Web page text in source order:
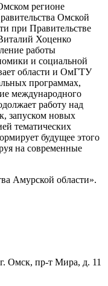
регионе
Омской
при Правительстве
Хоценко
работы
и социальной
области и ОмГТУ
программах,
международного
работу над
запуском новых
тематических
будущее этого
на современные
Амурской области».
Омск, пр-т Мира, д. 11